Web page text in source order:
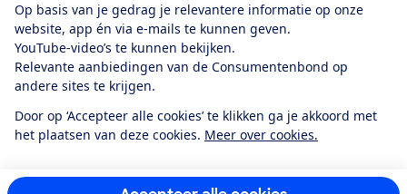
Op basis van je gedrag je relevantere informatie op onze
website, app én via e-mails te kunnen geven.
YouTube-video’s te kunnen bekijken.
Relevante aanbiedingen van de Consumentenbond op
andere sites te krijgen.
Door op ‘Accepteer alle cookies’ te klikken ga je akkoord met
het plaatsen van deze cookies. Meer over cookies.
Algemene Voorwaarden
Privacyverklaring
Cookiebeleid
Privacyvoorkeuren
Toegankelijkheid
RSS-feed nieuws
FacebookTwitterInstagram
YoutubeLinkedIn
12.901consumentenbeoordelen de Consumentenbondmet gemiddeld